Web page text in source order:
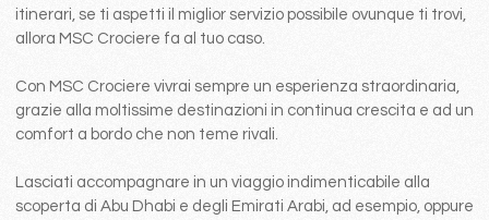
itinerari, se ti aspetti il miglior servizio possibile ovunque ti trovi,
allora MSC Crociere fa al tuo caso.
Con MSC Crociere vivrai sempre un esperienza straordinaria,
grazie alla moltissime destinazioni in continua crescita e ad un
comfort a bordo che non teme rivali.
Lasciati accompagnare in un viaggio indimenticabile alla
scoperta di Abu Dhabi e degli Emirati Arabi, ad esempio, oppure